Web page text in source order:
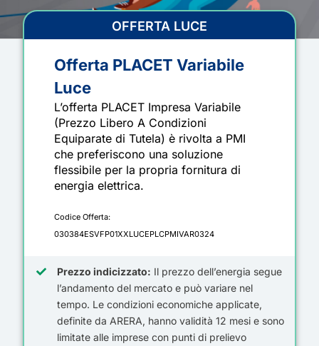
OFFERTA LUCE
Offerta PLACET Variabile
Luce
L’offerta PLACET Impresa Variabile
(Prezzo Libero A Condizioni
Equiparate di Tutela) è rivolta a PMI
che preferiscono una soluzione
flessibile per la propria fornitura di
energia elettrica.
Codice Offerta:
030384ESVFP01XXLUCEPLCPMIVAR0324
Prezzo indicizzato: Il prezzo dell’energia segue
l’andamento del mercato e può variare nel
tempo. Le condizioni economiche applicate,
definite da ARERA, hanno validità 12 mesie sono
limitatealle imprese con punti di prelievo